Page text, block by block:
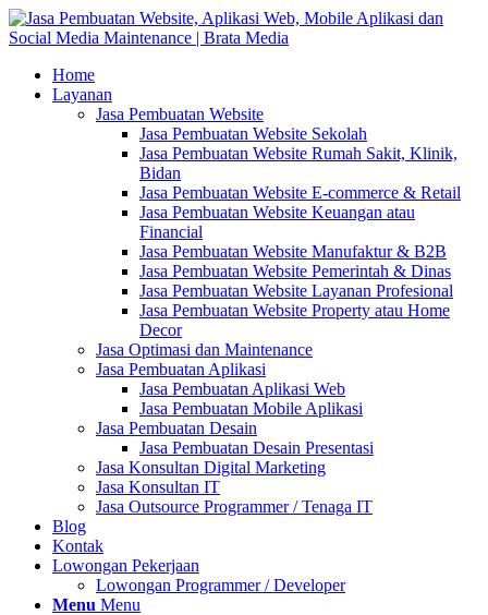
Home
Layanan
Jasa Pembuatan Website
Jasa Pembuatan Website Sekolah
Jasa Pembuatan Website Rumah Sakit, Klinik,
Bidan
Jasa Pembuatan Website E-commerce & Retail
Jasa Pembuatan Website Keuangan atau
Financial
Jasa Pembuatan Website Manufaktur & B2B
Jasa Pembuatan Website Pemerintah & Dinas
Jasa Pembuatan Website Layanan Profesional
Jasa Pembuatan Website Property atau Home
Decor
Jasa Optimasi dan Maintenance
Jasa Pembuatan Aplikasi
Jasa Pembuatan Aplikasi Web
Jasa Pembuatan Mobile Aplikasi
Jasa Pembuatan Desain
Jasa Pembuatan Desain Presentasi
Jasa Konsultan Digital Marketing
Jasa Konsultan IT
Jasa Outsource Programmer / Tenaga IT
Blog
Kontak
Lowongan Pekerjaan
Lowongan Programmer / Developer
Menu Menu